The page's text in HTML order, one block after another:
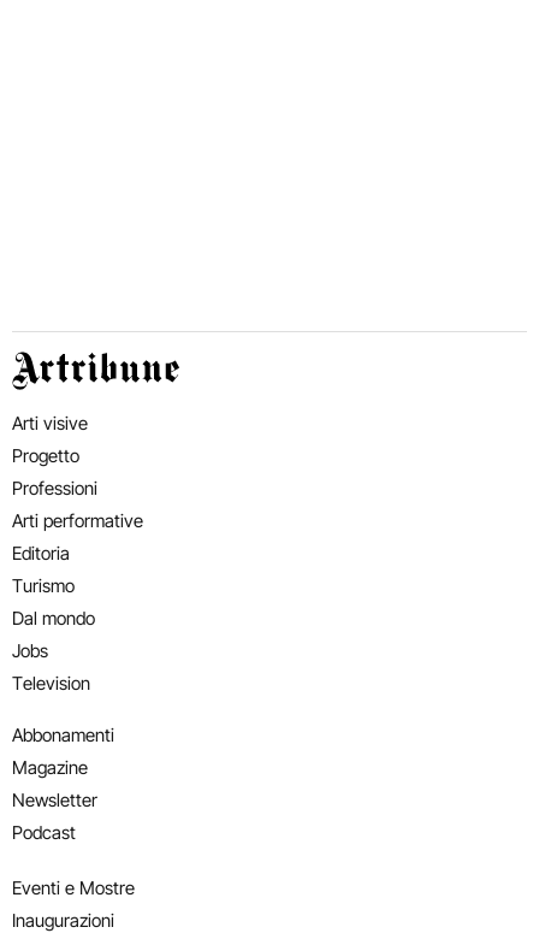
Artribune
Arti visive
Progetto
Professioni
Arti performative
Editoria
Turismo
Dal mondo
Jobs
Television
Abbonamenti
Magazine
Newsletter
Podcast
Eventi e Mostre
Inaugurazioni